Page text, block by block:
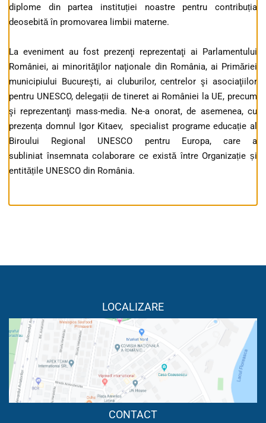
diplome din partea instituției noastre pentru contribuția
deosebită în promovarea limbii materne.
La eveniment au fost prezenţi reprezentaţi ai Parlamentului
României, ai minorităţilor naţionale din România, ai Primăriei
municipiului Bucureşti, ai cluburilor, centrelor şi asociaţiilor
pentru UNESCO, delegații de tineret ai României la UE, precum
şi reprezentanţi mass-media. Ne-a onorat, de asemenea, cu
prezența domnul Igor Kitaev, specialist programe educație al
Biroului Regional UNESCO pentru Europa, care a
subliniat însemnata colaborare ce există între Organizație și
entitățile UNESCO din România.
LOCALIZARE
CONTACT